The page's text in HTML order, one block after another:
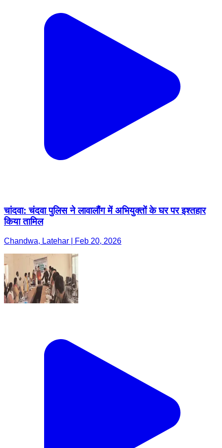
चांदवा: चंदवा पुलिस ने लावालौंग में अभियुक्तों के घर पर इश्तहार
किया तामिल
Chandwa, Latehar | Feb 20, 2026